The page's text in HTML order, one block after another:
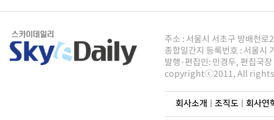
주소 : 서울시 서초구 방배천
종합일간지 등록번호 : 서울
발행·편집인: 민경두, 편집국
copyrightⓒ2011, All rights
회사소개 |조직도 |회사연